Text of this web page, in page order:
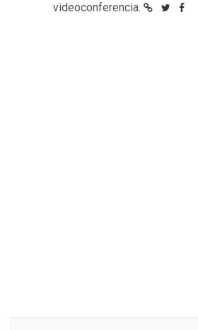
videoconferencia.